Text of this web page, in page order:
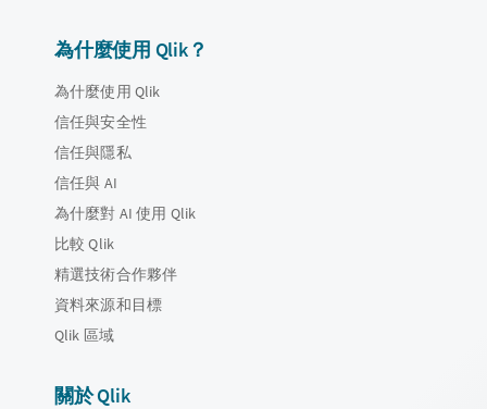
為什麼使用 Qlik？
為什麼使用 Qlik
信任與安全性
信任與隱私
信任與 AI
為什麼對 AI 使用 Qlik
比較 Qlik
精選技術合作夥伴
資料來源和目標
Qlik 區域
關於 Qlik